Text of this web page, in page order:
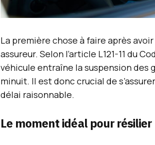
La première chose à faire après
assureur. Selon l’article L121-11 du
véhicule entraîne la suspension des
minuit. Il est donc crucial de
délai raisonnable.
Le moment idéal pour résilier